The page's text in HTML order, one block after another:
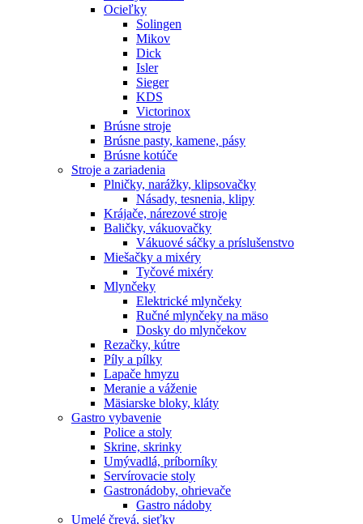
Ocieľky
Solingen
Mikov
Dick
Isler
Sieger
KDS
Victorinox
Brúsne stroje
Brúsne pasty, kamene, pásy
Brúsne kotúče
Stroje a zariadenia
Plničky, narážky, klipsovačky
Násady, tesnenia, klipy
Krájače, nárezové stroje
Baličky, vákuovačky
Vákuové sáčky a príslušenstvo
Miešačky a mixéry
Tyčové mixéry
Mlynčeky
Elektrické mlynčeky
Ručné mlynčeky na mäso
Dosky do mlynčekov
Rezačky, kútre
Píly a pílky
Lapače hmyzu
Meranie a váženie
Mäsiarske bloky, kláty
Gastro vybavenie
Police a stoly
Skrine, skrinky
Umývadlá, príborníky
Servírovacie stoly
Gastronádoby, ohrievače
Gastro nádoby
Umelé črevá, sieťky